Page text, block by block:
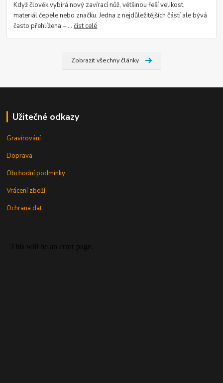
Když člověk vybírá nový zavírací nůž, většinou řeší velikost,
materiál čepele nebo značku. Jedna z nejdůležitějších částí ale bývá
často přehlížena – ...číst celé
Zobrazit všechny články
Užitečné odkazy
Gravírování
Doprava
Obchodní podmínky
Vrácení zboží
Ochrana dat